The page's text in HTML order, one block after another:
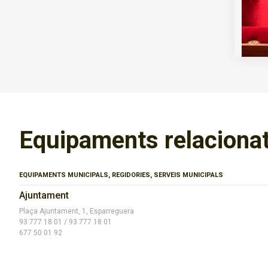
Equipaments
EQUIPAMENTS MUNICIPALS, REGIDORIES, SERVEIS MUNICIPALS
Ajuntament
Plaça Ajuntament, 1, Esparreguera
93 777 18 01 / 93 777 18 01
677 50 01 92